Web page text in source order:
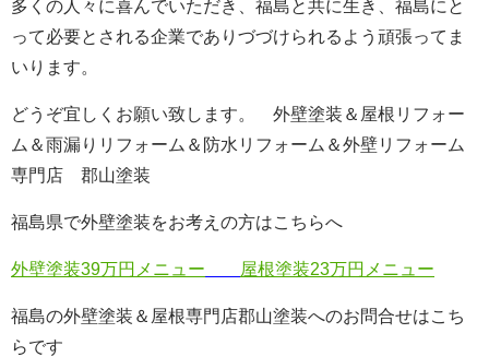
多くの人々に喜んでいただき、福島と共に生き、福島にと
って必要とされる企業でありづづけられるよう頑張ってま
いります。
どうぞ宜しくお願い致します。 外壁塗装＆屋根リフォー
ム＆雨漏りリフォーム＆防水リフォーム＆外壁リフォーム
専門店 郡山塗装
福島県で外壁塗装をお考えの方はこちらへ
外壁塗装39万円メニュー 屋根塗装23万円メニュー
福島の外壁塗装＆屋根専門店郡山塗装へのお問合せはこち
らです